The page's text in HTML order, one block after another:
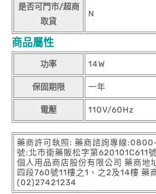
是否可門市/超商
取貨
N
商品屬性
功率 14W
保固期限 一年
電壓 110V/60Hz
藥商許可執照: 藥商諮詢專線
號:北市衛藥販松字第620101C611
個人用品商店股份有限公司 藥商地
四段760號11樓之1、之2及14樓 藥
(02)27421234